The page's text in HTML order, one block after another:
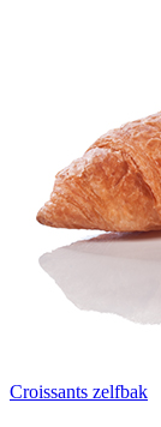
Croissants zelfbak